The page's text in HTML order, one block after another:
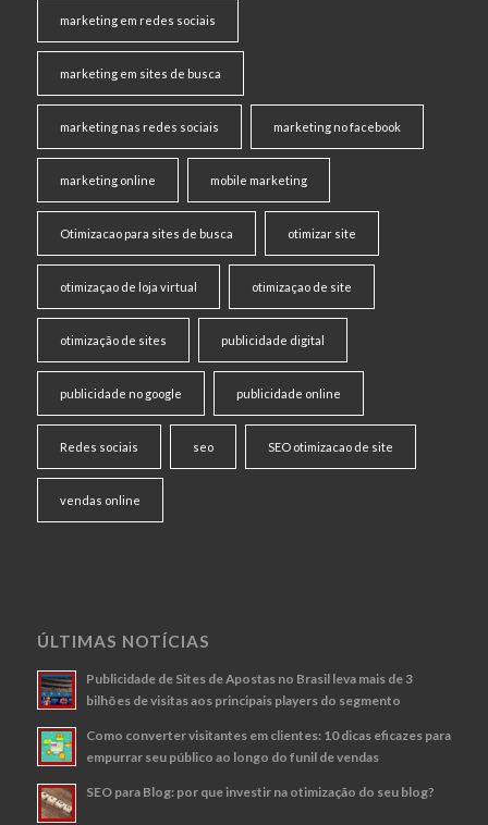
marketing em redes sociais
marketing em sites de busca
marketing nas redes sociais marketing no facebook
marketing online mobile marketing
Otimizacao para sites de busca otimizar site
otimizaçao de loja virtual otimizaçao de site
otimização de sites publicidade digital
publicidade no google publicidade online
Redes sociais seo SEO otimizacao de site
vendas online
ÚLTIMAS NOTÍCIAS
Publicidade de Sites de Apostas no Brasil leva mais de 3
bilhões de visitas aos principais players do segmento
Como converter visitantes em clientes: 10 dicas eficazes para
empurrar seu público ao longo do funil de vendas
SEO para Blog: por que investir na otimização do seu blog?